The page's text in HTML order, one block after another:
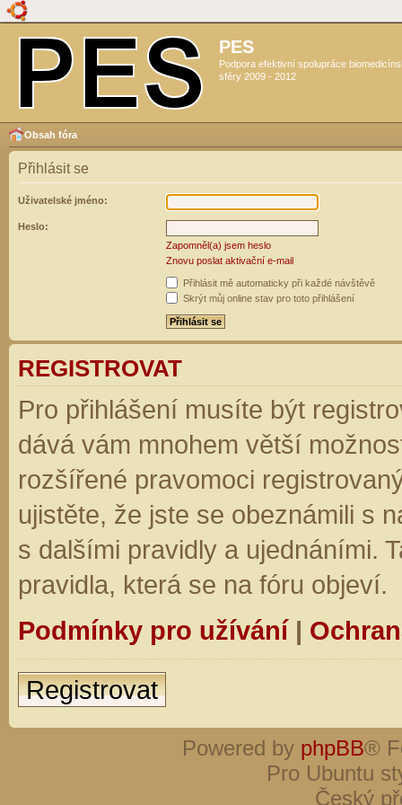
PES
Podpora efektivní spolupráce
sféry 2009 - 2012
Obsah fóra
Přihlásit se
Uživatelské jméno:
Heslo:
Zapomněl(a) jsem heslo
Znovu poslat aktivační e-mail
Přihlásit mě automaticky při každé návštěvě
Skrýt můj online stav pro toto přihlášení
REGISTROVAT
Pro přihlášení musíte být
dává vám mnohem větší
rozšířené pravomoci
ujistěte, že jste se obeznámili s
s dalšími pravidly a ujednáními.
pravidla, která se na fóru objeví.
Podmínky pro užívání|
Registrovat
Powered by phpBB®
Pro Ubuntu
Český